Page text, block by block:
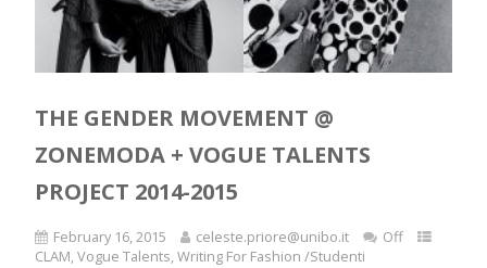
THE GENDER MOVEMENT @
ZONEMODA + VOGUE TALENTS
PROJECT 2014-2015
February 16, 2015 celeste.priore@unibo.it
Off
CLAM,Vogue Talents,Writing For Fashion /Studenti